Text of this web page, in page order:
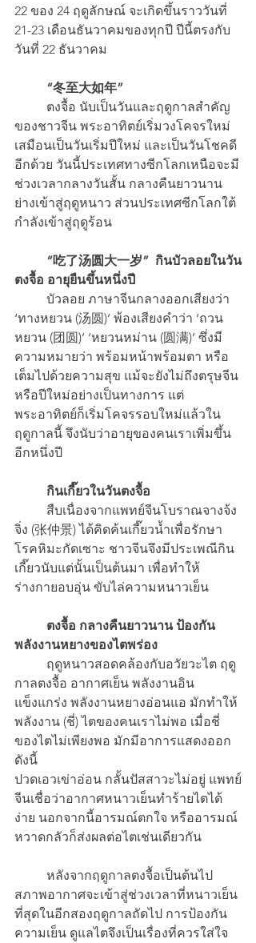
22 ของ 24 ฤดูลักษณ์ จะเกิดขึ้นราววันที่
21-23 เดือนธันวาคมของทุกปี ปีนี้ตรงกับ
วันที่ 22 ธันวาคม
“冬至大如年”
ของชาวจีน พระอาทิตย์เริ่มวงโคจรใหม่
เสมือนเป็นวันเริ่มปีใหม่ และเป็นวันโชคดี
อีกด้วย วันนี้ประเทศทางซีกโลกเหนือจะมี
ช่วงเวลากลางวันสั้น กลางคืนยาวนาน
ย่างเข้าสู่ฤดูหนาว ส่วนประเทศซีกโลกใต้
กำลังเข้าสู่ฤดูร้อน
“吃了汤圆大一岁”  กินบัวลอยในวัน
ตงจื้อ อายุยืนขึ้นหนึ่งปี
‘ทางหยวน (汤圆)’ พ้องเสียงคำว่า ‘ถวน
หยวน (团圆)’ ‘หยวนหม่าน (圆满)’ ซึ่งมี
ความหมายว่า พร้อมหน้าพร้อมตา หรือ
เต็มไปด้วยความสุข แม้จะยังไม่ถึงตรุษจีน
หรือปีใหม่อย่างเป็นทางการ แต่
พระอาทิตย์ก็เริ่มโคจรรอบใหม่แล้วใน
ฤดูกาลนี้ จึงนับว่าอายุของคนเราเพิ่มขึ้น
อีกหนึ่งปี
กินเกี๊ยวในวันตงจื้อ
จิ่ง (张仲景) ได้คิดค้นเกี๊ยวน้ำเพื่อรักษา
โรคหิมะกัดเซาะ ชาวจีนจึงมีประเพณีกิน
เกี๊ยวนับแต่นั้นเป็นต้นมา เพื่อทำให้
ร่างกายอบอุ่น ขับไล่ความหนาวเย็น
ตงจื้อ กลางคืนยาวนาน ป้องกัน
พลังงานหยางของไตพร่อง
กาลตงจื้อ อากาศเย็น พลังงานอิน
แข็งแกร่ง พลังงานหยางอ่อนแอ มักทำให้
พลังงาน (ชี่) ไตของคนเราไม่พอ เมื่อชี่
ของไตไม่เพียงพอ มักมีอาการแสดงออก
ดังนี้
ปวดเอวเข่าอ่อน กลั้นปัสสาวะไม่อยู่ แพทย์
จีนเชื่อว่าอากาศหนาวเย็นทำร้ายไตได้
ง่าย นอกจากนี้อารมณ์ตกใจ หรืออารมณ์
หวาดกลัวก็ส่งผลต่อไตเช่นเดียวกัน
สภาพอากาศจะเข้าสู่ช่วงเวลาที่หนาวเย็น
ที่สุดในอีกสองฤดูกาลถัดไป การป้องกัน
ความเย็น ดูแลไตจึงเป็นเรื่องที่ควรใส่ใจ